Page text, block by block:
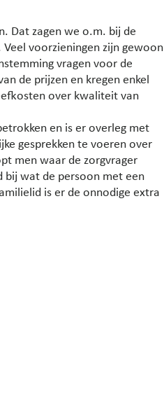
Dat zagen we o.m. bij de
voorzieningen zijn gewoon
vragen voor de
de prijzen en kregen enkel
over kwaliteit van
en is er overleg met
gesprekken te voeren over
men waar de zorgvrager
bij wat de persoon met een
is er de onnodige extra